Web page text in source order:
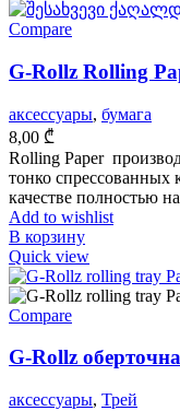
Compare
G-Rollz Rolling
аксессуары, бумага
8,00 ₾
Rolling Paper
тонко спрессованных
качестве полностью
Add to wishlist
В корзину
Quick view
Compare
G-Rollz
аксессуары, Трей